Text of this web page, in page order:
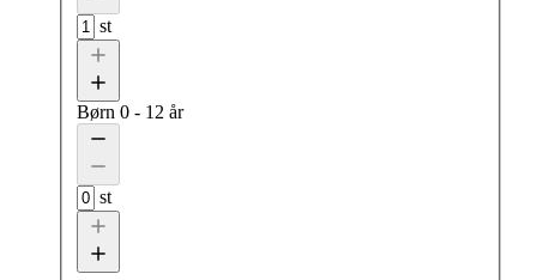
st
Børn 0 - 12 år
st